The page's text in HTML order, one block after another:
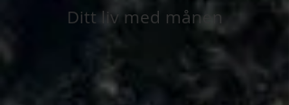
Ditt liv med månen